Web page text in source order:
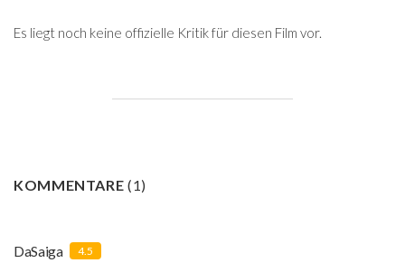
Es liegt noch keine offizielle Kritik für diesen Film vor.
KOMMENTARE(1)
DaSaiga 4.5